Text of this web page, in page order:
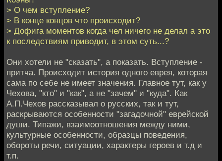
> О чем вступление?
> В конце концов что происходит?
> Дофига моментов когда чел ничего не делал а это
к последствиям приводит, в этом суть...?
Они хотели не "сказать", а показать. Вступление -
притча. Происходит история одного еврея, которая
сама по себе не имеет значения. Главное тут, как у
Чехова, "кто" и "как", а не "зачем" и "куда". Как
А.П.Чехов рассказывал о русских, так и тут,
раскрываются особенности "загадочной" еврейской
души. Типажи, взаимоотношения между ними,
культурные особенности, образцы поведения,
обороты речи, ситуации, характеры героев и т.д и
т.п.